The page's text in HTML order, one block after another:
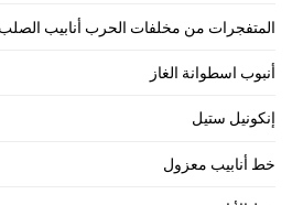
المتفجرات من مخلفات الحرب أنابيب الصلب
أنبوب اسطوانة الغاز
إنكونيل ستيل
خط أنابيب معزول